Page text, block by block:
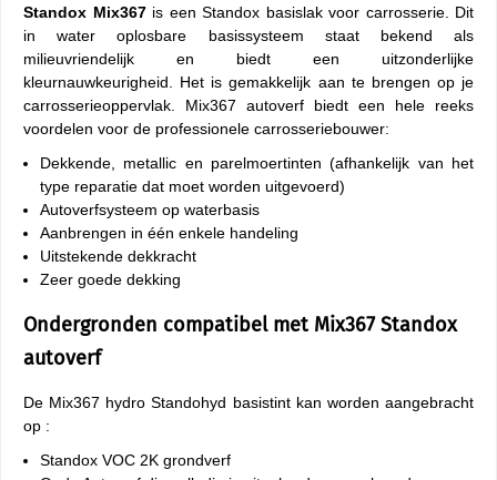
Standox Mix367is een Standox basislak voor carrosserie. Dit
in water oplosbare basissysteem staat bekend als
milieuvriendelijk en biedt een uitzonderlijke
kleurnauwkeurigheid. Het is gemakkelijk aan te brengen op je
carrosserieoppervlak. Mix367 autoverf biedt een hele reeks
voordelen voor de professionele carrosseriebouwer:
Dekkende, metallic en parelmoertinten (afhankelijk van het
type reparatie dat moet worden uitgevoerd)
Autoverfsysteem op waterbasis
Aanbrengen in één enkele handeling
Uitstekende dekkracht
Zeer goede dekking
Ondergronden compatibel met Mix367 Standox
autoverf
De Mix367 hydro Standohyd basistint kan worden aangebracht
op :
Standox VOC 2K grondverf